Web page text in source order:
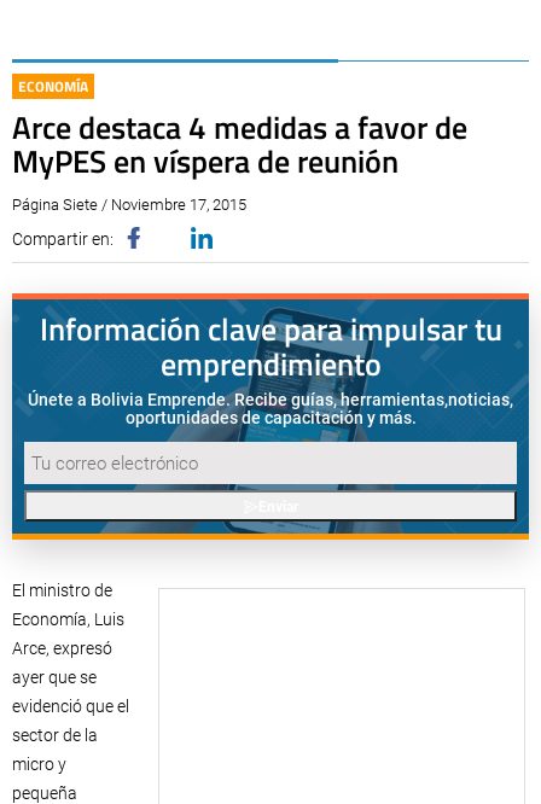
ECONOMÍA
Arce destaca 4 medidas a favor de
MyPES en víspera de reunión
Página Siete / Noviembre 17, 2015
Compartir en:
Información clave para impulsar tu
emprendimiento
Únete a Bolivia Emprende. Recibe guías, herramientas,noticias,
oportunidades de capacitación y más.
El ministro de
Economía, Luis
Arce, expresó
ayer que se
evidenció que el
sector de la
micro y
pequeña